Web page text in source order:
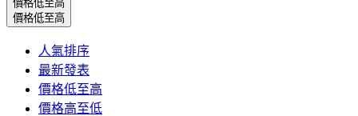
價格低至高
價格低至高
人氣排序
最新發表
價格低至高
價格高至低